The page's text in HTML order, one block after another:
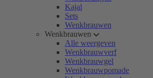
Kajal
Sets
Wenkbrauwen
Wenkbrauwen
Alle weergeven
Wenkbrauwverf
Wenkbrauwgel
Wenkbrauwpomade